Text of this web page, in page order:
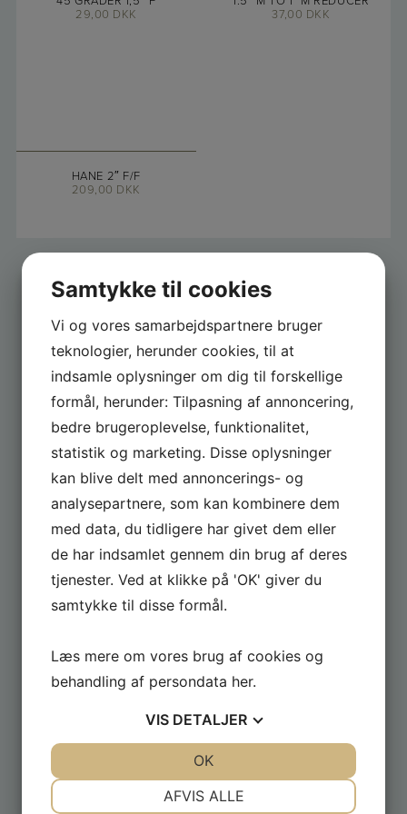
29,00 DKK
37,00 DKK
HANE 2″ F/F
209,00 DKK
FÅ GODE TILBUD
Tilmeld dig og få løbende tilbud fra butikken
HVILKET SPA SKAL JEG VÆLGE
Samtykke til cookies
Vi og vores samarbejdspartnere bruger
teknologier, herunder cookies, til at
indsamle oplysninger om dig til forskellige
formål, herunder: Tilpasning af annoncering,
bedre brugeroplevelse, funktionalitet,
statistik og marketing. Disse oplysninger
kan blive delt med annoncerings- og
analysepartnere, som kan kombinere dem
med data, du tidligere har givet dem eller
de har indsamlet gennem din brug af deres
tjenester. Ved at klikke på 'OK' giver du
samtykke til disse formål.
Læs mere om vores brug af cookies og
behandling af persondata her.
VIS DETALJER
AFVIS ALLE
OK